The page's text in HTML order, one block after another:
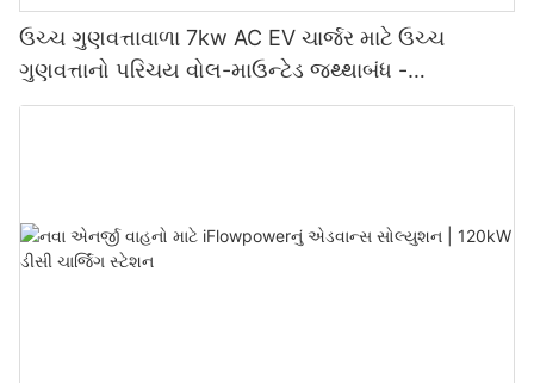
ઉચ્ચ ગુણવત્તાવાળા 7kw AC EV ચાર્જર માટે ઉચ્ચ
ગુણવત્તાનો પરિચય વોલ-માઉન્ટેડ જથ્થાબંધ -
iFlowpower